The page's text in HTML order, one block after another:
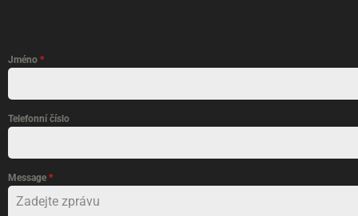
Jméno *
Telefonní číslo
Message *